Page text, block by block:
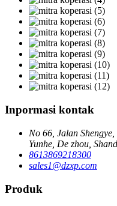
Inpormasi kontak
No 66, Jalan
Yunhe, De zhou,
8613869218300
sales1@dzxp.com
Produk